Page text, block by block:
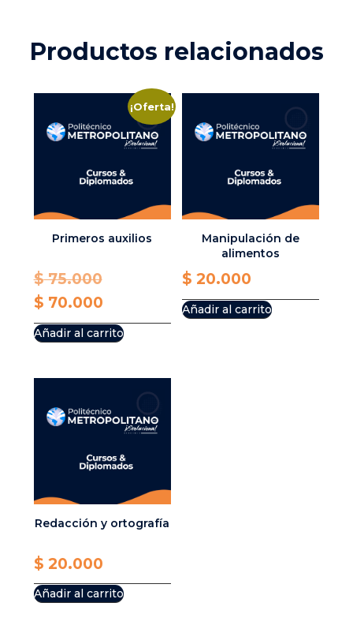
Productos relacionados
¡Oferta!
Primeros auxilios
$75.000Original
price
was:
$ 70.000Current
price
Añadir al carrito
Manipulación de
alimentos
$ 20.000
Añadir al carrito
Redacción y ortografía
$ 20.000
Añadir al carrito